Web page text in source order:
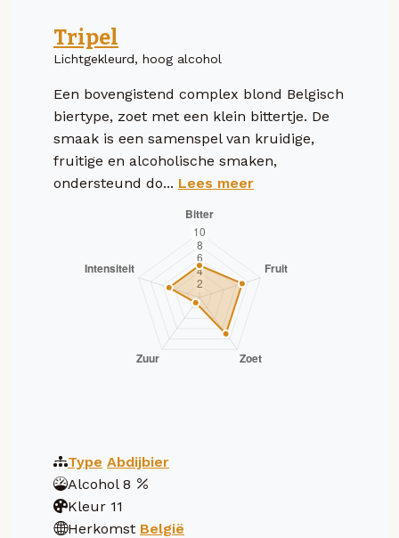
Tripel
Lichtgekleurd, hoog alcohol
Een bovengistend complex blond Belgisch
biertype, zoet met een klein bittertje. De
smaak is een samenspel van kruidige,
fruitige en alcoholische smaken,
ondersteund do... Lees meer
Type Abdijbier
Alcohol 8
Kleur 11
Herkomst België